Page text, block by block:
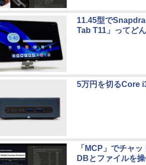
11.45型で
Tab T11」ってど
5万円を切るCore
「MCP」でチャ
DBとファイルを